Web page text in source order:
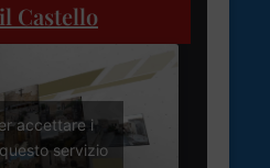
Castello
accettare i
servizio